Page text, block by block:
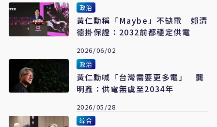
政治
黃仁勳稱「Maybe」不缺電 賴清
德掛保證：2032前都穩定供電
2026/06/02
政治
黃仁勳喊「台灣需要更多電」 龔
明鑫：供電無虞至2034年
2026/05/28
綜合